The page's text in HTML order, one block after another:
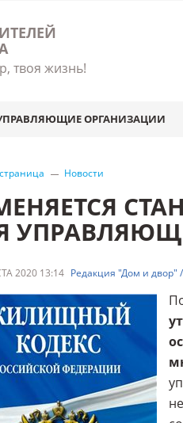
твоя жизнь!
ОРГАНИЗАЦИИ
Новости
2020 13:14 Редакция "Дом и двор"